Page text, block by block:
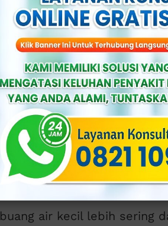
utama, ada baiknya
air kecil dalam sehari.
alami tubuh untuk
berkemih biasanya
ke dalam tubuh.
kecil manusia sekitar 4
kali berkemih,
normal ialah sekitar 1-
air kecil lebih sering